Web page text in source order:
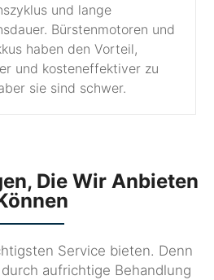
und lange
Bürstenmotoren und
haben den Vorteil,
und kosteneffektiver zu
sie sind schwer.
Die Wir Anbieten
Service bieten. Denn
aufrichtige Behandlung